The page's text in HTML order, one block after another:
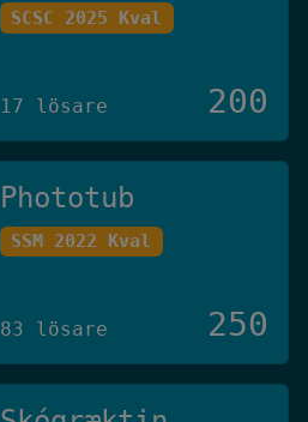
SCSC 2025 Kval
17 lösare 200
Phototub
SSM 2022 Kval
83 lösare 250